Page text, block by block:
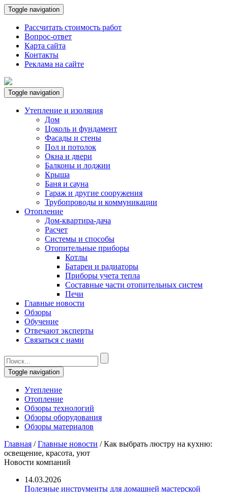
Toggle navigation
Рассчитать стоимость работ
Вопрос-ответ
Карта сайта
Контакты
Реклама на сайте
Toggle navigation
Утепление и изоляция
Дом
Цоколь и фундамент
Фасады и стены
Пол и потолок
Окна и двери
Балконы и лоджии
Крыша
Баня и сауна
Гараж и другие сооружения
Трубопроводы и коммуникации
Отопление
Дом-квартира-дача
Расчет
Системы и способы
Отопительные приборы
Котлы
Батареи и радиаторы
Приборы учета тепла
Составные части отопительных систем
Печи
Главные новости
Обзоры
Обучение
Отвечают эксперты
Связаться с нами
Toggle navigation
Утепление
Отопление
Обзоры технологий
Обзоры оборудования
Обзоры материалов
Главная /Главные новости /Как выбрать люстру на кухню:
освещение, красота, уют
Новости компаний
14.03.2026
Полезные инструменты для домашней мастерской